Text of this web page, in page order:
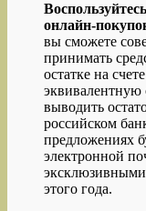
онлайн-
вы сможете
принимать
остатке на
выводить
российском
предложениях
электронной
этого года.